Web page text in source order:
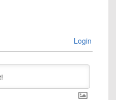
Login